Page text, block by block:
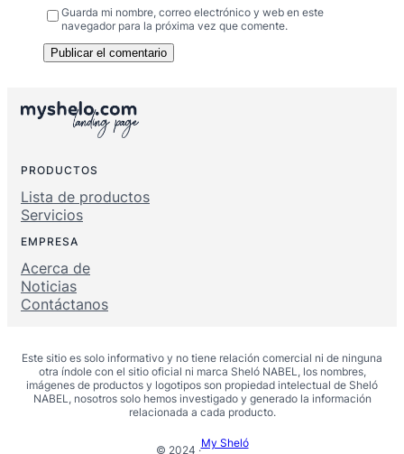
Guarda mi nombre, correo electrónico y web en este
navegador para la próxima vez que comente.
PRODUCTOS
Lista de productos
Servicios
EMPRESA
Acerca de
Noticias
Contáctanos
Este sitio es solo informativo y no tiene relación comercial ni de ninguna
otra índole con el sitio oficial ni marca Sheló NABEL, los nombres,
imágenes de productos y logotipos son propiedad intelectual de Sheló
NABEL, nosotros solo hemos investigado y generado la información
relacionada a cada producto.
© 2024 ·
My Sheló